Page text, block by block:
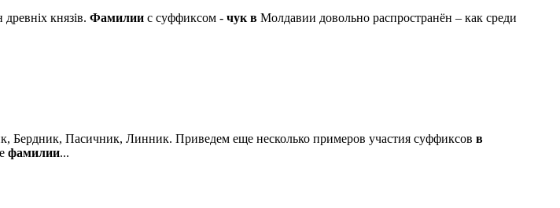
князів. Фамилии с суффиксом - чук в Молдавии довольно распространён – как среди
Бердник, Пасичник, Линник. Приведем еще несколько примеров участия суффиксов в
фамилии...